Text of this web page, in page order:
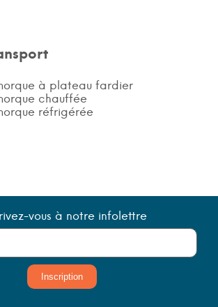
à plateau fardier
chauffée
réfrigérée
vous à notre infolettre
Inscription